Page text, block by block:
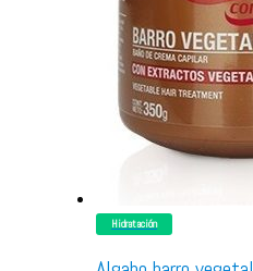
Hidratación